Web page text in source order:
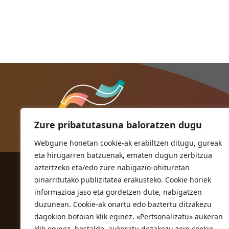
Zure pribatutasuna baloratzen dugu
Webgune honetan cookie-ak erabiltzen ditugu, gureak
eta hirugarren batzuenak, ematen dugun zerbitzua
aztertzeko eta/edo zure nabigazio-ohituretan
oinarritutako publizitatea erakusteko. Cookie horiek
informazioa jaso eta gordetzen dute, nabigatzen
duzunean. Cookie-ak onartu edo baztertu ditzakezu
dagokion botoian klik eginez. «Pertsonalizatu» aukeran
ORIOKO UDALA
Herriko plaza,1
20810 Orio (Gipuzkoa)
T. 943 83 03 46